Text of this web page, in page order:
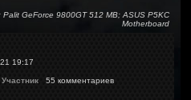
GeForce 9800GT 512 MB; ASUS P5KC
Motherboard
19:17
Участник 55 комментариев